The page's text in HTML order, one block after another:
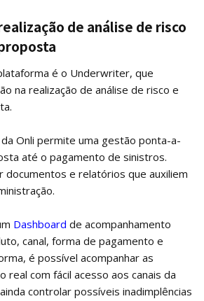
de análise de risco
é o Underwriter, que
na realização de análise de risco e
Onli permite uma gestão ponta-a-
até o pagamento de sinistros.
documentos e relatórios que auxiliem
Dashboard de acompanhamento
canal, forma de pagamento e
é possível acompanhar as
real com fácil acesso aos canais da
controlar possíveis inadimplências